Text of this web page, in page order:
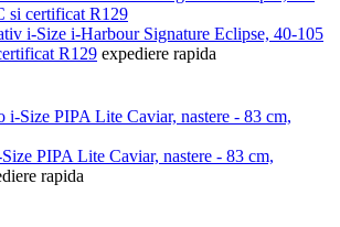
i-Size i-Harbour Signature Eclipse, 40-105
R129 expediere rapida
PIPA Lite Caviar, nastere - 83 cm,
rapida